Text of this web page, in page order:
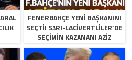
FENERBAHÇE YENI BAŞKANINI
SEÇTI! SARI-LACIVERTLILER’DE
SEÇIMIN KAZANANI AZIZ
YILDIRIM OLDU